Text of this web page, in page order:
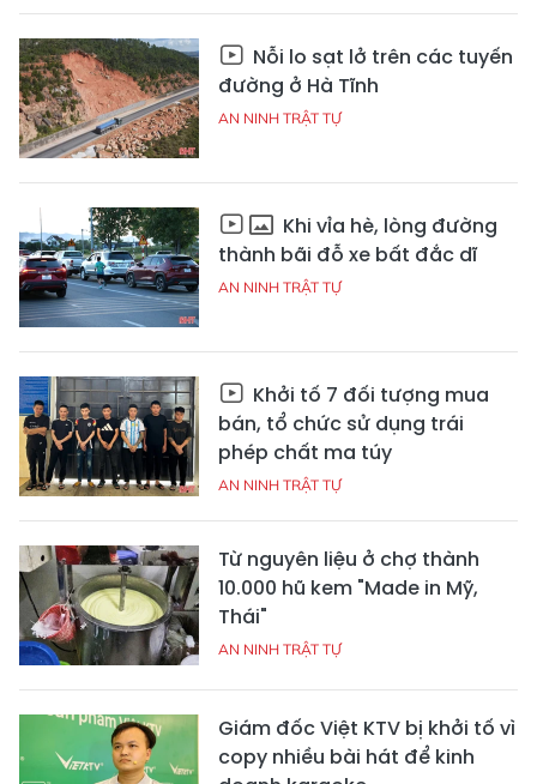
Nỗi lo sạt lở trên các tuyến
đường ở Hà Tĩnh
AN NINH TRẬT TỰ
Khi vỉa hè, lòng đường
thành bãi đỗ xe bất đắc dĩ
AN NINH TRẬT TỰ
Khởi tố 7 đối tượng mua
bán, tổ chức sử dụng trái
phép chất ma túy
AN NINH TRẬT TỰ
Từ nguyên liệu ở chợ thành
10.000 hũ kem "Made in Mỹ,
Thái"
AN NINH TRẬT TỰ
Giám đốc Việt KTV bị khởi tố vì
copy nhiều bài hát để kinh